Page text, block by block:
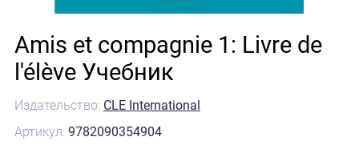
Издательство: CLE International
Артикул: 9782090354904
Amis et compagnie 1: Livre de
l'élève Учебник